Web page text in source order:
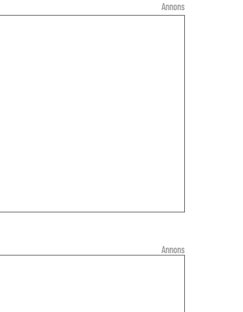
Annons
Annons